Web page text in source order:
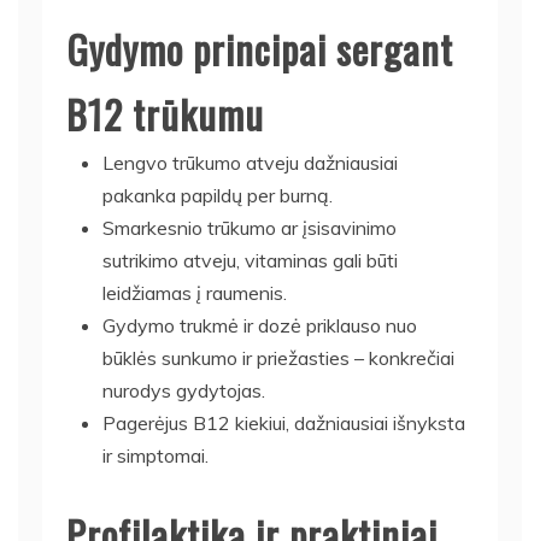
Gydymo principai sergant
B12 trūkumu
Lengvo trūkumo atveju dažniausiai
pakanka papildų per burną.
Smarkesnio trūkumo ar įsisavinimo
sutrikimo atveju, vitaminas gali būti
leidžiamas į raumenis.
Gydymo trukmė ir dozė priklauso nuo
būklės sunkumo ir priežasties – konkrečiai
nurodys gydytojas.
Pagerėjus B12 kiekiui, dažniausiai išnyksta
ir simptomai.